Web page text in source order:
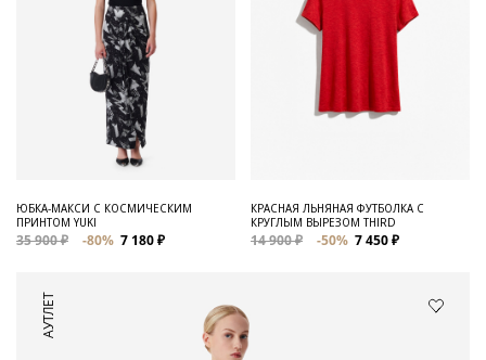
ЮБКА-МАКСИ С КОСМИЧЕСКИМ
ПРИНТОМ YUKI
35 900 ₽ -80% 7 180 ₽
КРАСНАЯ ЛЬНЯНАЯ ФУТБОЛКА С
КРУГЛЫМ ВЫРЕЗОМ THIRD
14 900 ₽ -50% 7 450 ₽
АУТЛЕТ